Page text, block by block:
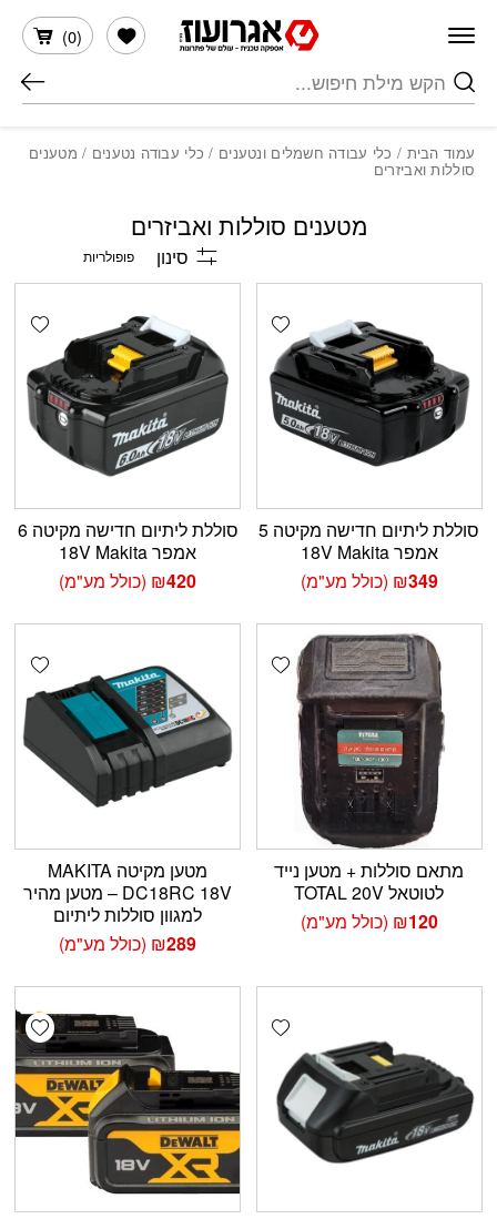
חיפוש
(
0
)
הרשימה שלי
עמוד הבית / כלי עבודה חשמלים ונטענים / כלי עבודה נטענים / מטענים
סוללות ואביזרים
מטענים סוללות ואביזרים
סינון
Add wishlist
סוללת ליתיום חדישה מקיטה 5
אמפר 18V Makita
₪349 (כולל מע"מ)
סוללת ליתיום חדישה מקיטה 6
אמפר 18V Makita
₪420 (כולל מע"מ)
Add wishlist
מתאם סוללות + מטען נייד
לטוטאל TOTAL 20V
₪120 (כולל מע"מ)
מטען מקיטה MAKITA
DC18RC 18V – מטען מהיר
למגוון סוללות ליתיום
₪289 (כולל מע"מ)
Add wishlist